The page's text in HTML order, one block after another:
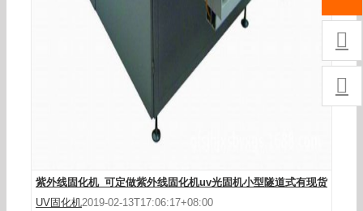
紫外线固化机_可定做紫外线固化机uv光固机小型隧道式有现货
UV固化机2019-02-13T17:06:17+08:00
小型隧道式

